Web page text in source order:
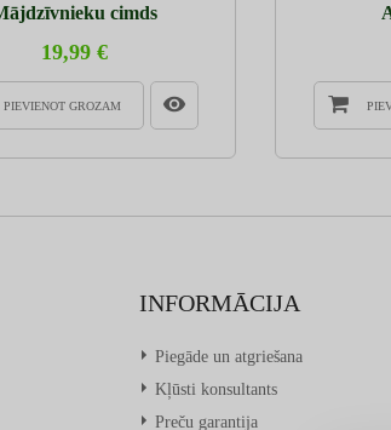
cimds
19,99 €
PIEVIENOT GROZAM
INFORMĀCIJA
Piegāde un atgriešana
Kļūsti konsultants
Preču garantija